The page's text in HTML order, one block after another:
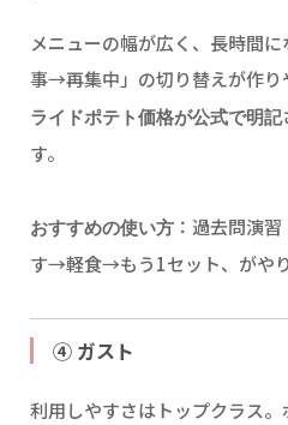
メニューの幅が広く、長時間
事→再集中」の切り替えが作り
ライドポテト価格が公式で明記
す。
おすすめの使い方：過去問演
す→軽食→もう1セット、がやり
④ ガスト
利用しやすさはトップクラス